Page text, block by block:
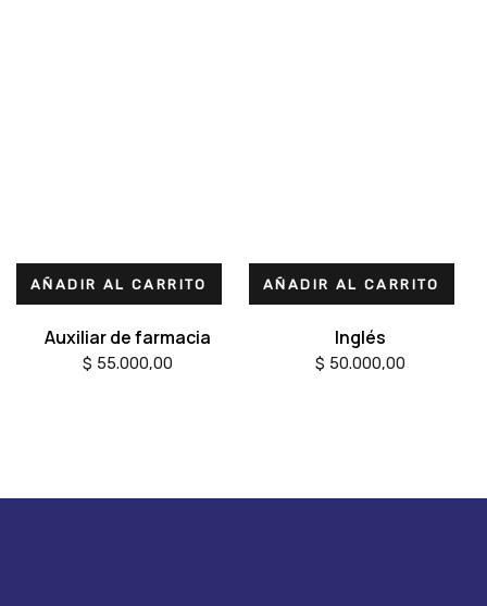
AÑADIR AL CARRITO
Auxiliar de farmacia
$ 55.000,00
AÑADIR AL CARRITO
Inglés
$ 50.000,00